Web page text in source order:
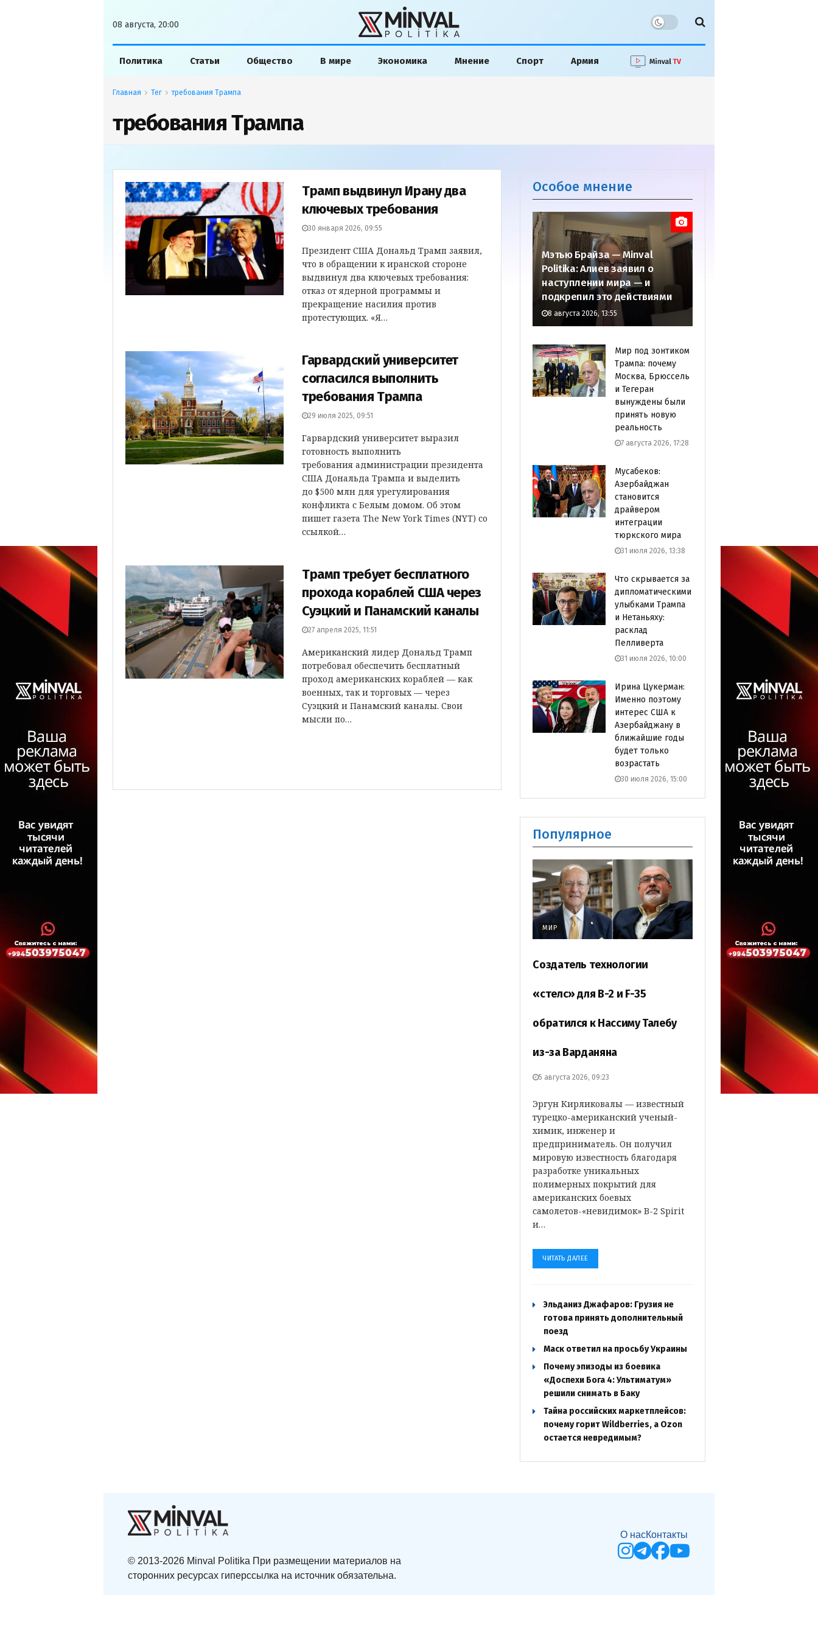
08 августа, 20:00
Политика Статьи Общество В мире Экономика Мнение Спорт Армия
Главная Тег требования Трампа
требования Трампа
Трамп выдвинул Ирану два
ключевых требования
30 января 2026, 09:55
Президент США Дональд Трамп заявил,
что в обращении к иранской стороне
выдвинул два ключевых требования:
отказ от ядерной программы и
прекращение насилия против
протестующих. «Я…
Гарвардский университет
согласился выполнить
требования Трампа
29 июля 2025, 09:51
Гарвардский университет выразил
готовность выполнить
требования администрации президента
США Дональда Трампа и выделить
до $500 млн для урегулирования
конфликта с Белым домом. Об этом
пишет газета The New York Times (NYT) со
ссылкой…
Трамп требует бесплатного
прохода кораблей США через
Суэцкий и Панамский каналы
27 апреля 2025, 11:51
Американский лидер Дональд Трамп
потребовал обеспечить бесплатный
проход американских кораблей — как
военных, так и торговых — через
Суэцкий и Панамский каналы. Свои
мысли по…
Особое мнение
Мэтью Брайза — Minval
Politika: Алиев заявил о
наступлении мира — и
подкрепил это действиями
8 августа 2026, 13:55
Мир под зонтиком
Трампа: почему
Москва, Брюссель
и Тегеран
вынуждены были
принять новую
реальность
7 августа 2026, 17:28
Мусабеков:
Азербайджан
становится
драйвером
интеграции
тюркского мира
31 июля 2026, 13:38
Что скрывается за
дипломатическими
улыбками Трампа
и Нетаньяху:
расклад
Пелливерта
31 июля 2026, 10:00
Ирина Цукерман:
Именно поэтому
интерес США к
Азербайджану в
ближайшие годы
будет только
возрастать
30 июля 2026, 15:00
Популярное
МИР
Создатель технологии
«стелс» для B-2 и F-35
обратился к Нассиму Талебу
из-за Варданяна
5 августа 2026, 09:23
Эргун Кирликовалы — известный
турецко-американский ученый-
химик, инженер и
предприниматель. Он получил
мировую известность благодаря
разработке уникальных
полимерных покрытий для
американских боевых
самолетов-«невидимок» B-2 Spirit
и…
ЧИТАТЬ ДАЛЕЕ
Эльданиз Джафаров: Грузия не
готова принять дополнительный
поезд
Маск ответил на просьбу Украины
Почему эпизоды из боевика
«Доспехи Бога 4: Ультиматум»
решили снимать в Баку
Тайна российских маркетплейсов:
почему горит Wildberries, а Ozon
остается невредимым?
© 2013-2026 Minval Politika При размещении материалов на
сторонних ресурсах гиперссылка на источник обязательна.
О насКонтакты